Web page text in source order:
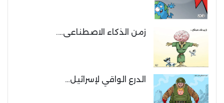
زمن الذكاء الاصطناعى….
الدرع الواقي لإسرائيل…